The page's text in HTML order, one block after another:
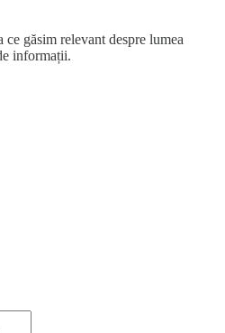
găsim relevant despre lumea
informații.